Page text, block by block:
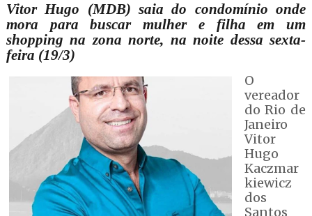
Vitor Hugo (MDB) saia do condomínio onde
mora para buscar mulher e filha em um
shopping na zona norte, na noite dessa sexta-
feira (19/3)
O
vereador
do Rio de
Janeiro
Vitor
Hugo
Kaczmar
kiewicz
dos
Santos